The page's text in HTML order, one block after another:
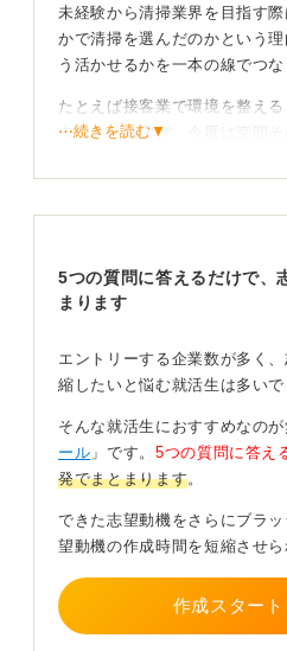
未経験から清掃業界を目指す
かで清掃を選んだのかという
う活かせるかを一本の線でつ
たとえば接客業で環境を整え
することを学び、今度は空間
として評価されます。
高めよう
派手な言葉よりも、地道な作業
前職で培った継続力や責任感
う注ぐかを伝えることで、未経
⋯続きを読む▼
5つの質問に答えるだけで、
まります
エントリーする企業数が多く
縮したいと悩む就活生は多いで
そんな就活生におすすめなのが
ール 」です。 5つの質問に答え
発でまとまります。
できた志望動機をさらにブラ
望動機の作成時間を短縮させら
作成スタート